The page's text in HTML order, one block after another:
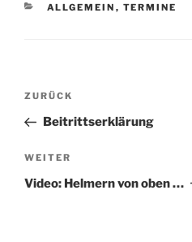
KATEGORIEN
ALLGEMEIN , TERMINE
Beitragsnavigation
Vorheriger
Beitrag
ZURÜCK
Beitrittserklärung
Nächster
Beitrag
WEITER
Video: Helmern von oben …